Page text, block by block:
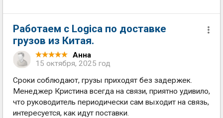
Работаем с Logiсa по доставке
грузов из Китая.
Анна
15 октября, 2025 год
Сроки соблюдают, грузы приходят без задержек.
Менеджер Кристина всегда на связи, приятно удивило,
что руководитель периодически сам выходит на связь,
интересуется, как идут поставки.